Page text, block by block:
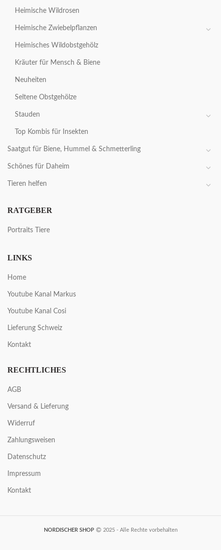
Heimische Wildrosen
Heimische Zwiebelpflanzen
Heimisches Wildobstgehölz
Kräuter für Mensch & Biene
Neuheiten
Seltene Obstgehölze
Stauden
Top Kombis für Insekten
Saatgut für Biene, Hummel & Schmetterling
Schönes für Daheim
Tieren helfen
RATGEBER
Portraits Tiere
LINKS
Home
Youtube Kanal Markus
Youtube Kanal Cosi
Lieferung Schweiz
Kontakt
RECHTLICHES
AGB
Versand & Lieferung
Widerruf
Zahlungsweisen
Datenschutz
Impressum
Kontakt
NORDISCHER SHOP 2025 - Alle Rechte vorbehalten